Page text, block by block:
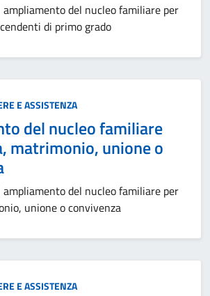
ampliamento del nucleo familiare per
di primo grado
E ASSISTENZA
del nucleo familiare
matrimonio, unione o
ampliamento del nucleo familiare per
unione o convivenza
E ASSISTENZA